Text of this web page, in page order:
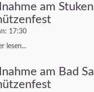
am
17:30
lesen...
am Bad